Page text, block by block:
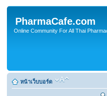
PharmaCafe.com
Online Community For All Thai
หน้าเว็บบอร์ด